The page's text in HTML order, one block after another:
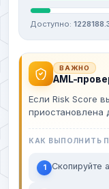
Доступно:
ВАЖНО
AML-
Если Risk Score
приостановлена
КАК ВЫПОЛНИТЬ
1 Скопируйте